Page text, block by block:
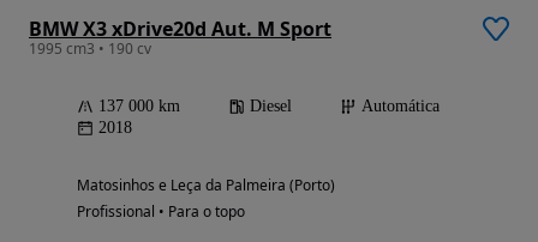
BMW X3 xDrive20d Aut. M Sport
1995 cm3 • 190 cv
137 000 km Diesel
Automática
2018
Matosinhos e Leça da Palmeira (Porto)
Profissional • Para o topo